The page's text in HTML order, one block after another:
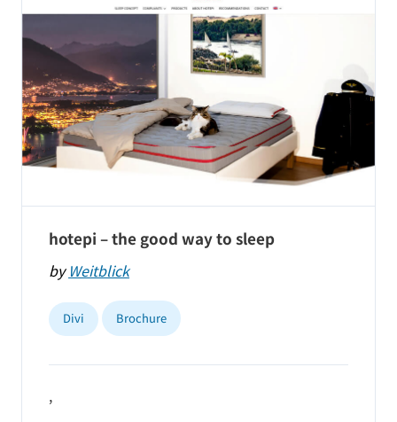
hotepi – the good way to sleep
by Weitblick
Divi Brochure
,